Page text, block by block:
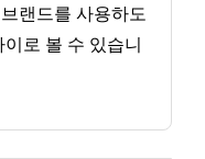
랜드를 사용하도
로 볼 수 있습니